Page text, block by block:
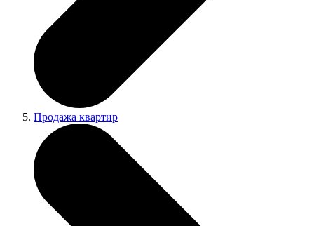
Продажа квартир